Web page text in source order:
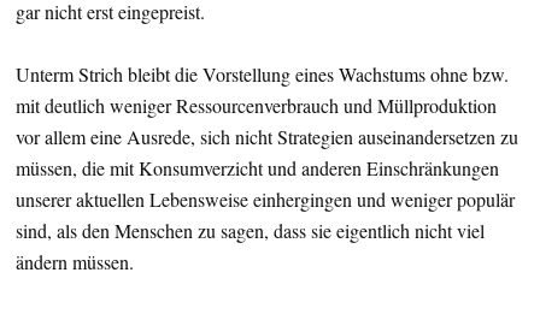
gar nicht erst eingepreist.
Unterm Strich bleibt die Vorstellung eines Wachstums ohne bzw.
mit deutlich weniger Ressourcenverbrauch und Müllproduktion
vor allem eine Ausrede, sich nicht Strategien auseinandersetzen zu
müssen, die mit Konsumverzicht und anderen Einschränkungen
unserer aktuellen Lebensweise einhergingen und weniger populär
sind, als den Menschen zu sagen, dass sie eigentlich nicht viel
ändern müssen.